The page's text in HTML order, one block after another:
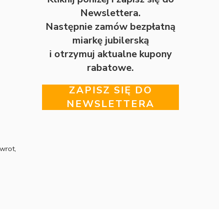
Newslettera.
Następnie zamów bezpłatną
miarkę jubilerską
i otrzymuj aktualne kupony
rabatowe.
ZAPISZ SIĘ DO
NEWSLETTERA